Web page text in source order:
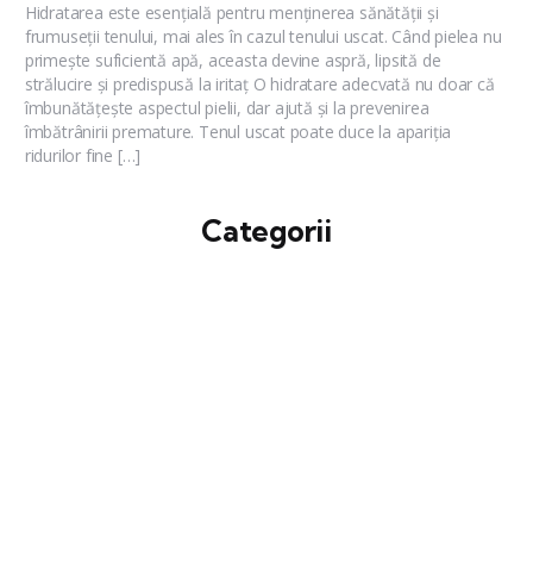
Hidratarea este esențială pentru menținerea sănătății și
frumuseții tenului, mai ales în cazul tenului uscat. Când pielea nu
primește suficientă apă, aceasta devine aspră, lipsită de
strălucire și predispusă la iritaț O hidratare adecvată nu doar că
îmbunătățește aspectul pielii, dar ajută și la prevenirea
îmbătrânirii premature. Tenul uscat poate duce la apariția
ridurilor fine […]
Categorii